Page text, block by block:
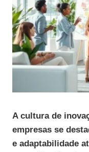
A cultura de
empresas se
e adaptabilidade